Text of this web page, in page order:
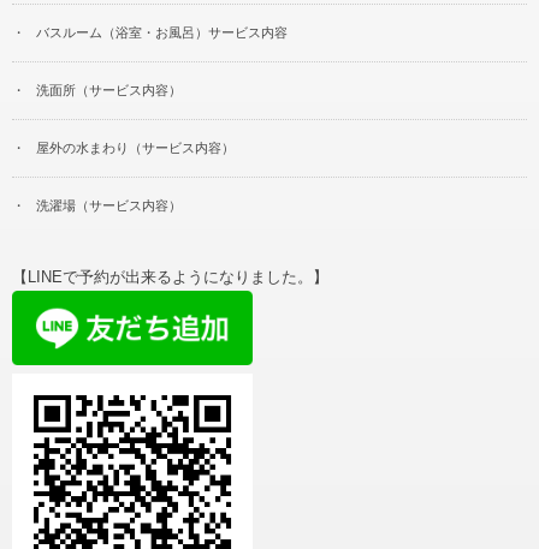
バスルーム（浴室・お風呂）サービス内容
洗面所（サービス内容）
屋外の水まわり（サービス内容）
洗濯場（サービス内容）
【LINEで予約が出来るようになりました。】